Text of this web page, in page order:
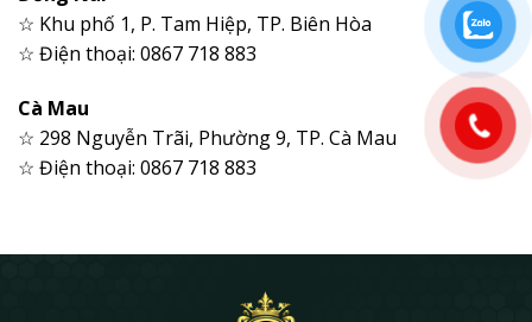
☆ Khu phố 1, P. Tam Hiệp, TP. Biên Hòa
☆ Điện thoại: 0867 718 883
Cà Mau
☆ 298 Nguyễn Trãi, Phường 9, TP. Cà Mau
☆ Điện thoại: 0867 718 883